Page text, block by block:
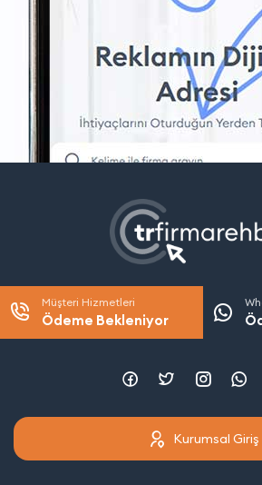
Müşteri Hizmetleri
Ödeme Bekleniyor
Kurumsal Giriş